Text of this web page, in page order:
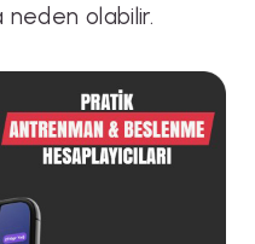
neden olabilir.